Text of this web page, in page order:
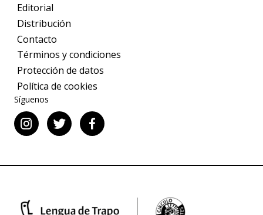
Editorial
Distribución
Contacto
Términos y condiciones
Protección de datos
Política de cookies
Síguenos